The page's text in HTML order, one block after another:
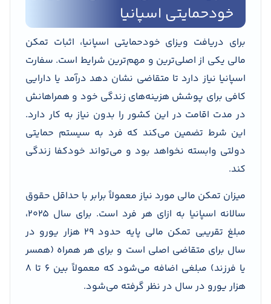
خودحمایتی اسپانیا
برای دریافت ویزای خودحمایتی اسپانیا، اثبات تمکن
مالی یکی از اصلی‌ترین و مهم‌ترین شرایط است. سفارت
اسپانیا نیاز دارد تا متقاضی نشان دهد درآمد یا دارایی
کافی برای پوشش هزینه‌های زندگی خود و همراهانش
در مدت اقامت در این کشور را بدون نیاز به کار دارد.
این شرط تضمین می‌کند که فرد به سیستم حمایتی
دولتی وابسته نخواهد بود و می‌تواند خودکفا زندگی
کند.
میزان تمکن مالی مورد نیاز معمولاً برابر با حداقل حقوق
سالانه اسپانیا به ازای هر فرد است. برای سال ۲۰۲۵،
مبلغ تقریبی تمکن مالی پایه حدود ۲۹ هزار یورو در
سال برای متقاضی اصلی است و برای هر همراه (همسر
یا فرزند) مبلغی اضافه می‌شود که معمولاً بین ۶ تا ۸
هزار یورو در سال در نظر گرفته می‌شود.